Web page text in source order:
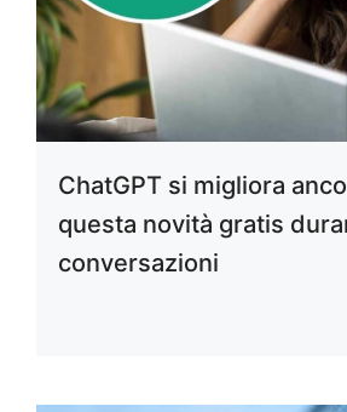
ChatGPT si migliora
questa novità gratis
conversazioni